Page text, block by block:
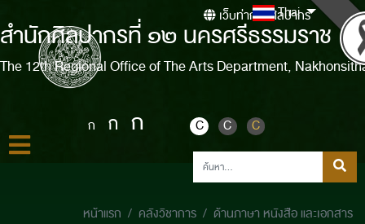
สำนักศิลปากรที่ ๑๒ นครศรีธรรมราช
The 12th Regional Office of The Arts Department,
เว็บท่ากรมศิลปากร
Thai
ก ก ก C C C
หน้าแรก คลังวิชาการ ด้านภาษา หนังสือ และเอกสาร